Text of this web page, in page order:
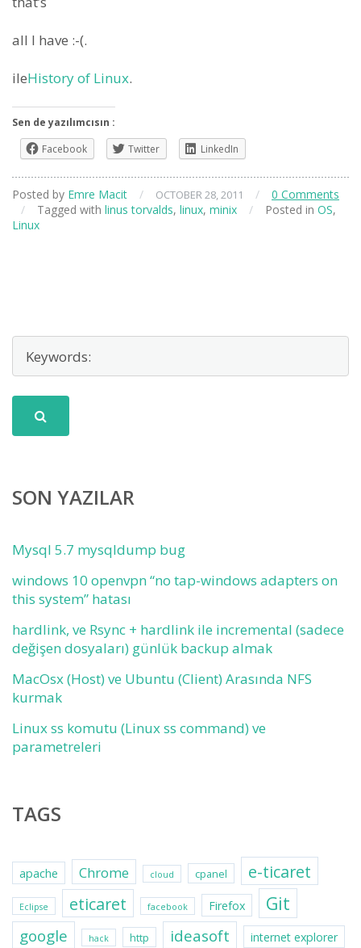
all I have :-(.
ileHistory of Linux.
Sen de yazılımcısın :
Facebook
Twitter LinkedIn
Posted by Emre Macit / OCTOBER 28, 2011 /
0 Comments
/
Tagged with linus torvalds, linux, minix / Posted in OS,
Linux
SON YAZILAR
Mysql 5.7 mysqldump bug
windows 10 openvpn “no tap-windows adapters on
this system” hatası
hardlink, ve Rsync + hardlink ile incremental (sadece
değişen dosyaları) günlük backup almak
MacOsx (Host) ve Ubuntu (Client) Arasında NFS
kurmak
Linux ss komutu (Linux ss command) ve
parametreleri
TAGS
apache Chrome cloud cpanel e-ticaret
Eclipse eticaret facebook Firefox Git
google hack http ideasoft internet explorer